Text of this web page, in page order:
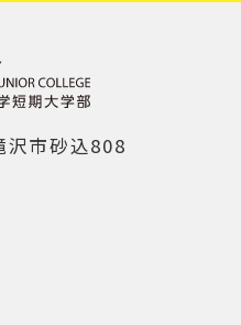
市砂込808